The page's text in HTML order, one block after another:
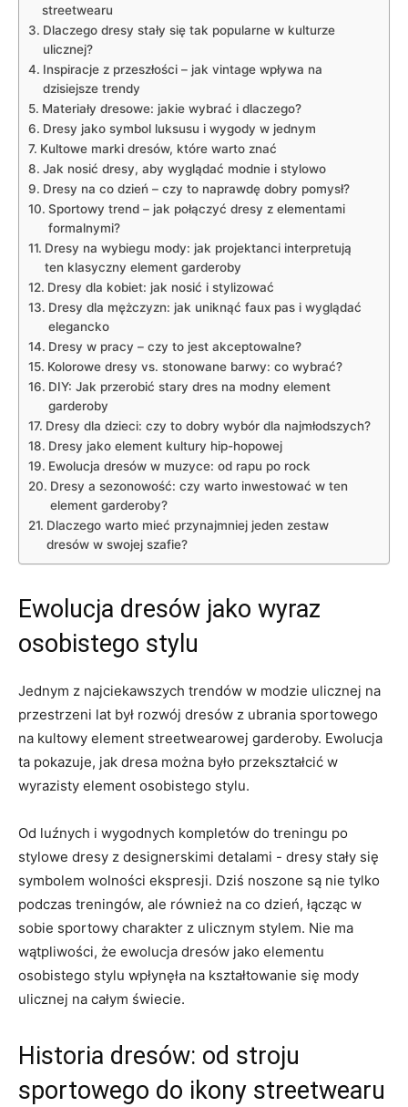
streetwearu
Dlaczego dresy stały ⁣się tak popularne w kulturze ​
ulicznej?
Inspiracje z przeszłości –​ jak vintage wpływa na
dzisiejsze trendy
Materiały dresowe: jakie wybrać i dlaczego?
Dresy jako symbol ⁣luksusu i wygody w jednym
Kultowe marki dresów, które ⁤warto znać
Jak ‌nosić dresy, aby wyglądać modnie i stylowo
Dresy na co dzień – ‍czy to naprawdę dobry pomysł?
Sportowy trend – ⁣jak połączyć dresy z elementami
formalnymi?
Dresy na wybiegu ⁢mody: jak projektanci interpretują
ten klasyczny element ‌garderoby
Dresy‌ dla kobiet: jak nosić i stylizować
Dresy dla mężczyzn: jak uniknąć faux pas i wyglądać
elegancko
Dresy w pracy – czy to jest akceptowalne?
Kolorowe dresy ⁣vs. stonowane barwy: co⁢ wybrać?
DIY: Jak przerobić‍ stary dres na modny element
garderoby
Dresy dla dzieci:​ czy ‌to dobry wybór dla najmłodszych?
Dresy jako element kultury hip-hopowej
Ewolucja dresów​ w muzyce: ⁤od⁤ rapu po rock
Dresy a sezonowość: czy warto⁢ inwestować w ten
element garderoby?
Dlaczego warto ​mieć przynajmniej jeden zestaw
dresów w swojej szafie?
Ewolucja dresów jako wyraz
osobistego stylu
Jednym z⁤ najciekawszych trendów w modzie ulicznej na
przestrzeni lat był rozwój ‌dresów ‌z ubrania sportowego
na kultowy element streetwearowej garderoby. Ewolucja
ta pokazuje, jak dresa​ można było przekształcić ​w
wyrazisty element osobistego stylu.
Od luźnych i wygodnych kompletów do treningu po
stylowe dresy z designerskimi‌ detalami -‍ dresy stały się‍
symbolem wolności ekspresji. Dziś noszone⁢ są nie tylko
podczas treningów, ale również na co dzień,⁣ łącząc w
sobie sportowy charakter z ulicznym stylem. Nie ma⁤
wątpliwości, ⁢że ⁢ewolucja dresów jako elementu
osobistego stylu wpłynęła⁣ na kształtowanie się‍ mody
ulicznej‌ na ‌całym​ świecie.
Historia dresów: od stroju
sportowego do ikony streetwearu